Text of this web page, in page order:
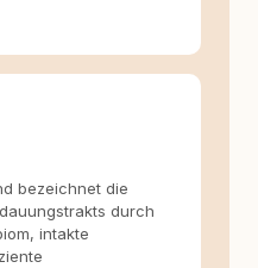
Gute Entscheidungen
zum
dazu beitragen.
bezeichnet die
durch
intakte